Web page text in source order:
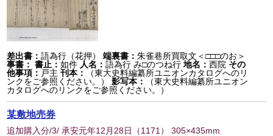
差出書：語為行（花押） 端裏書：朱雀巷所買取文＜□□□のお＞
事書： 書止：如件 人名：語為行 み□のつね行 地名：西院 その
他事項： 戸主 刊本：
（東大史料編纂所ユニオンカタログへのリ
ンクをご参照ください。）
影写本：
（東大史料編纂所ユニオン
カタログへのリンクをご参照ください。）
某敷地売券
追加購入分/3/ 承安元年12月28日 （1171 ） 305×435mm